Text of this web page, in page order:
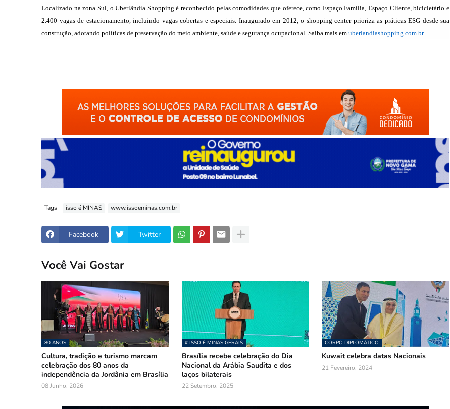
Localizado na zona Sul, o Uberlândia Shopping é reconhecido pelas comodidades que oferece, como Espaço Família, Espaço Cliente, bicicletário e
2.400 vagas de estacionamento, incluindo vagas cobertas e especiais. Inaugurado em 2012, o shopping center prioriza as práticas ESG desde sua
construção, adotando políticas de preservação do meio ambiente, saúde e segurança ocupacional. Saiba mais em uberlandiashopping.com.br.
Tags isso é MINAS www.issoeminas.com.br
Facebook Twitter
Você Vai Gostar
80 ANOS
Cultura, tradição e turismo marcam
celebração dos 80 anos da
independência da Jordânia em Brasília
08 Junho, 2026
# ISSO É MINAS GERAIS
Brasília recebe celebração do Dia
Nacional da Arábia Saudita e dos
laços bilaterais
22 Setembro, 2025
CORPO DIPLOMÁTICO
Kuwait celebra datas Nacionais
21 Fevereiro, 2024